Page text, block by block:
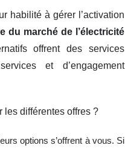
habilité à gérer l’activation
du marché de l’électricité
offrent des services
et d’engagement
les différentes offres ?
options s’offrent à vous. Si